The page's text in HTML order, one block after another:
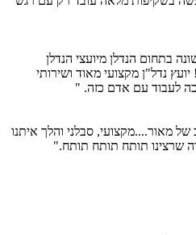
בתחום הנדלן מיועצי הנדלן
נדל"ן מקצועי מאוד ושירותי
לעבוד עם אדם כזה. "
מאור....מקצועי, סבלני והלך איתנו
שרצינו תותח תותח תותח."